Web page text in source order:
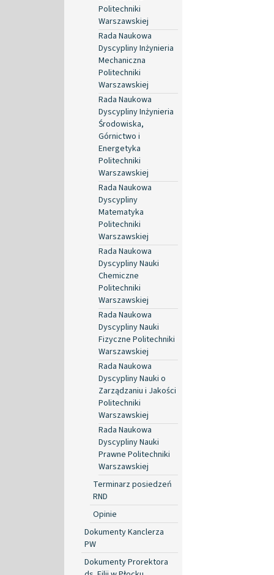
Politechniki
Warszawskiej
Rada Naukowa
Dyscypliny Inżynieria
Mechaniczna
Politechniki
Warszawskiej
Rada Naukowa
Dyscypliny Inżynieria
Środowiska,
Górnictwo i
Energetyka
Politechniki
Warszawskiej
Rada Naukowa
Dyscypliny
Matematyka
Politechniki
Warszawskiej
Rada Naukowa
Dyscypliny Nauki
Chemiczne
Politechniki
Warszawskiej
Rada Naukowa
Dyscypliny Nauki
Fizyczne Politechniki
Warszawskiej
Rada Naukowa
Dyscypliny Nauki o
Zarządzaniu i Jakości
Politechniki
Warszawskiej
Rada Naukowa
Dyscypliny Nauki
Prawne Politechniki
Warszawskiej
Terminarz posiedzeń
RND
Opinie
Dokumenty Kanclerza
PW
Dokumenty Prorektora